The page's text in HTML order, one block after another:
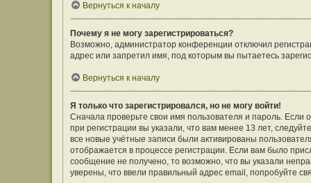
Вернуться к началу
Почему я не могу зарегистрироваться?
Возможно, администратор конференции отключил
адрес или запретил имя, под которым вы пытаетесь
Вернуться к началу
Я только что зарегистрировался, но не могу войти!
Сначала проверьте свои имя пользователя и пароль.
при регистрации вы указали, что вам менее 13 лет,
все новые учётные записи были активированы
отображается в процессе регистрации. Если вам было
сообщение не получено, то возможно, что вы указали
уверены, что ввели правильный адрес email, попробуйте